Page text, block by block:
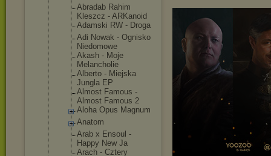
Abradab Rahim
Kleszcz - ARKanoid
Adamski RW - Droga
Adi Nowak - Ognisko
Niedomowe
Akash - Moje
Melancholie
Alberto - Miejska
Jungla EP
Almost Famous -
Almost Famous 2
Aloha Opus Magnum
Anatom
Arab x Ensoul -
Happy New Ja
Arach - Cztery